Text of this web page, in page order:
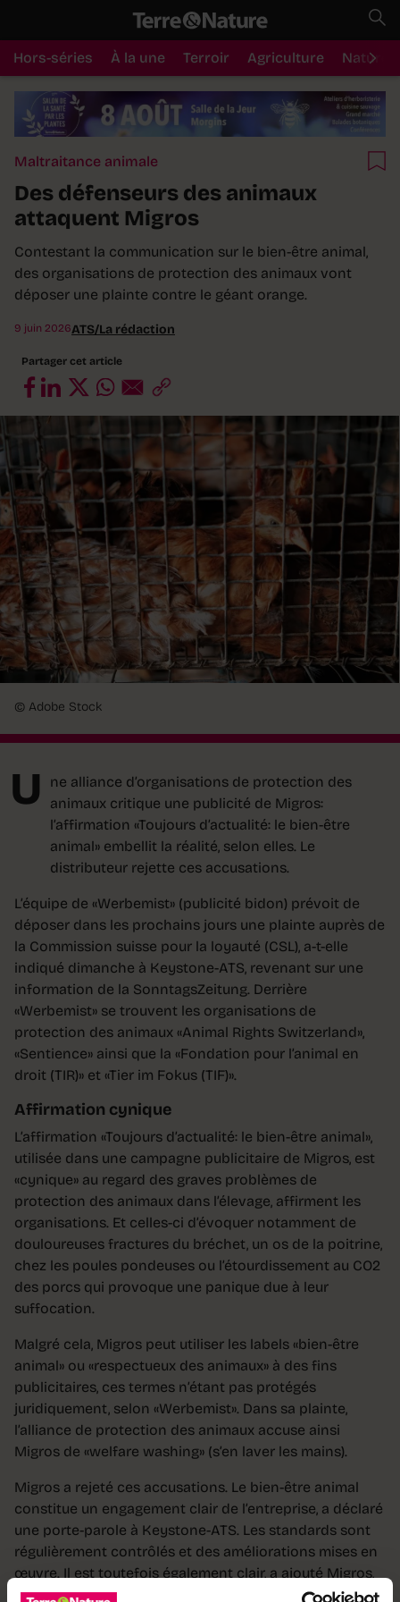
Hors-séries À la une Terroir Agriculture Nature
Maltraitance animale
Des défenseurs des animaux
attaquent Migros
Contestant la communication sur le bien-être animal,
des organisations de protection des animaux vont
déposer une plainte contre le géant orange.
9 juin 2026ATS/La rédaction
Partager cet article
© Adobe Stock
U
ne alliance d’organisations de protection des
animaux critique une publicité de Migros:
l’affirmation «Toujours d’actualité: le bien-être
animal» embellit la réalité, selon elles. Le
distributeur rejette ces accusations.
L’équipe de «Werbemist» (publicité bidon) prévoit de
déposer dans les prochains jours une plainte auprès de
la Commission suisse pour la loyauté (CSL), a-t-elle
indiqué dimanche à Keystone-ATS, revenant sur une
information de la SonntagsZeitung. Derrière
«Werbemist» se trouvent les organisations de
protection des animaux «Animal Rights Switzerland»,
«Sentience» ainsi que la «Fondation pour l’animal en
droit (TIR)» et «Tier im Fokus (TIF)».
Affirmation cynique
L’affirmation «Toujours d’actualité: le bien-être animal»,
utilisée dans une campagne publicitaire de Migros, est
«cynique» au regard des graves problèmes de
protection des animaux dans l’élevage, affirment les
organisations. Et celles-ci d’évoquer notamment de
douloureuses fractures du bréchet, un os de la poitrine,
chez les poules pondeuses ou l’étourdissement au CO2
des porcs qui provoque une panique due à leur
suffocation.
Malgré cela, Migros peut utiliser les labels «bien-être
animal» ou «respectueux des animaux» à des fins
publicitaires, ces termes n’étant pas protégés
juridiquement, selon «Werbemist». Dans sa plainte,
l’alliance de protection des animaux accuse ainsi
Migros de «welfare washing» (s’en laver les mains).
Migros a rejeté ces accusations. Le bien-être animal
constitue un engagement clair de l’entreprise, a déclaré
une porte-parole à Keystone-ATS. Les standards sont
régulièrement contrôlés et des améliorations mises en
œuvre. Il est toutefois également clair, a ajouté Migros,
que les défis liés à l’élevage ne peuvent être abordés